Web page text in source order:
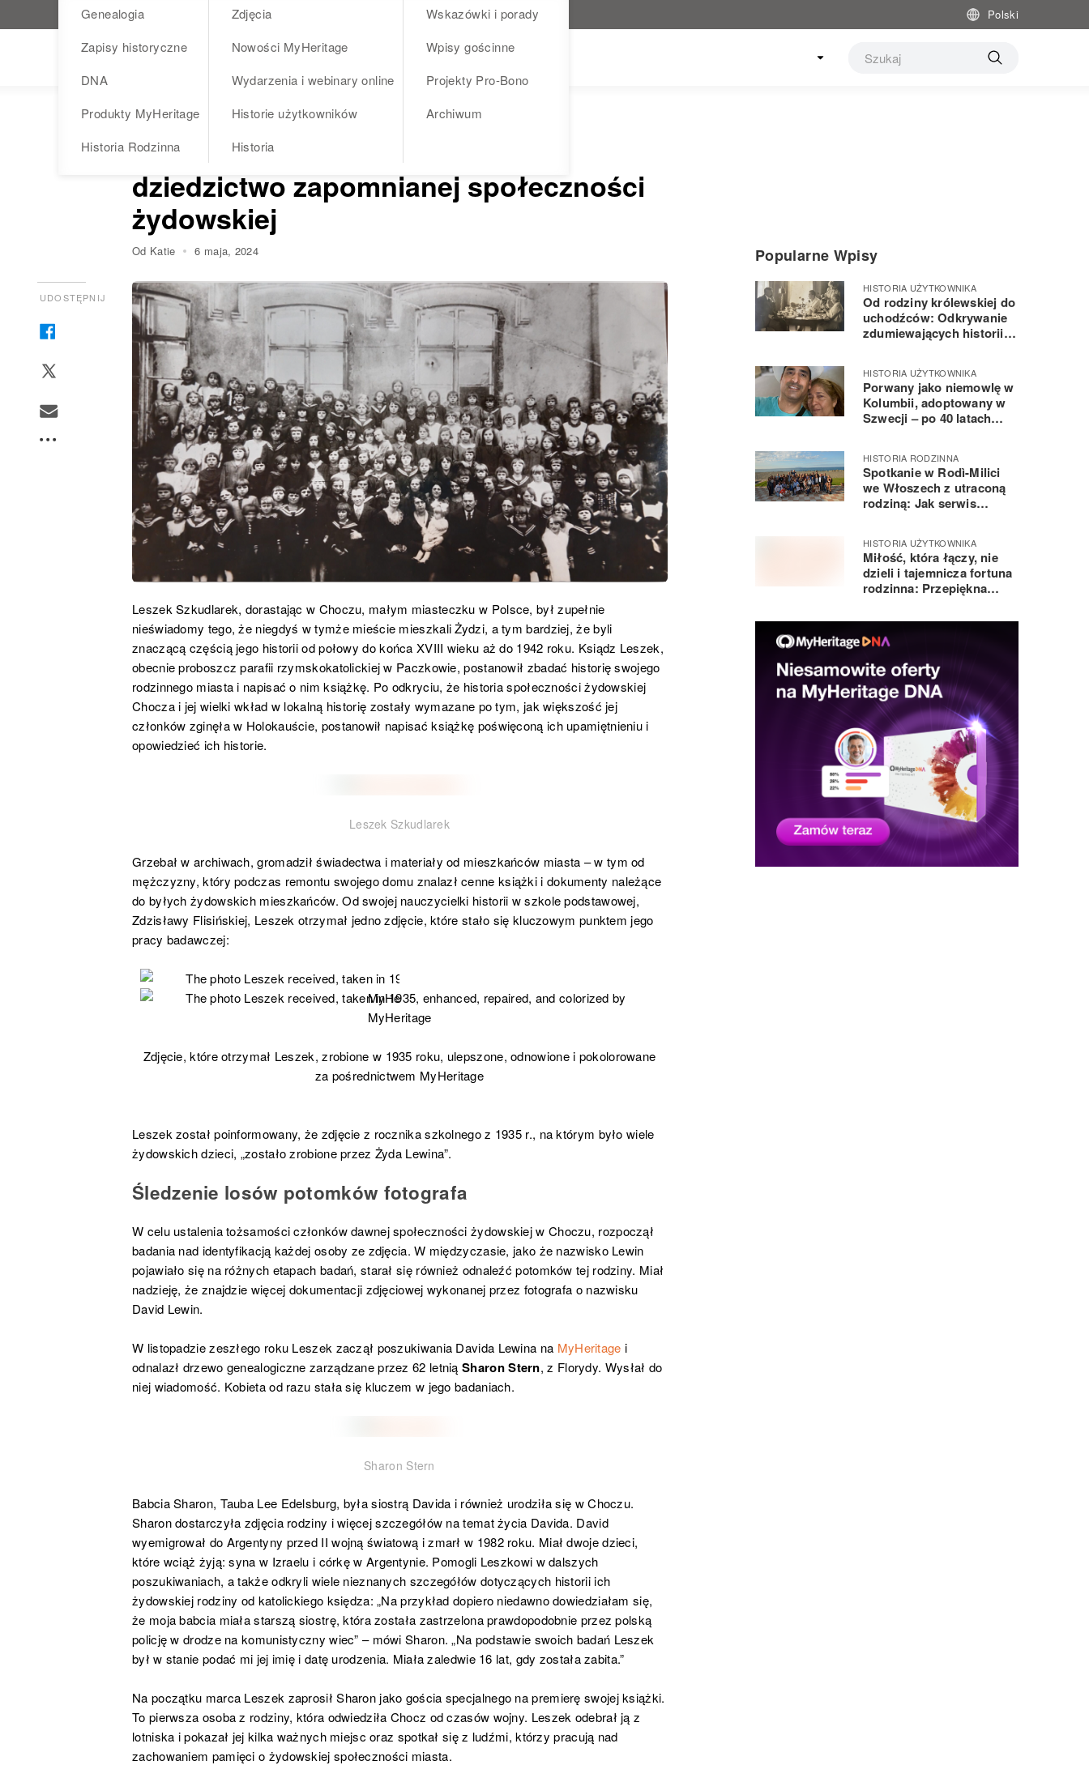
Odwiedź MyHeritage.pl Polski
Blog
Genealogia
Zapisy historyczne
DNA
Produkty MyHeritage
Historia Rodzinna
Zdjęcia
Nowości MyHeritage
Wydarzenia i webinary online
Historie użytkowników
Historia
Wskazówki i porady
Wpisy gościnne
Projekty Pro-Bono
Archiwum
HISTORIA UŻYTKOWNIKA
Polski ksiądz, który wskrzesił
dziedzictwo zapomnianej społeczności
żydowskiej
Od Katie 6 maja, 2024
UDOSTĘPNIJ
Leszek Szkudlarek, dorastając w Choczu, małym miasteczku w Polsce, był zupełnie
nieświadomy tego, że niegdyś w tymże mieście mieszkali Żydzi, a tym bardziej, że byli
znaczącą częścią jego historii od połowy do końca XVIII wieku aż do 1942 roku. Ksiądz Leszek,
obecnie proboszcz parafii rzymskokatolickiej w Paczkowie, postanowił zbadać historię swojego
rodzinnego miasta i napisać o nim książkę. Po odkryciu, że historia społeczności żydowskiej
Chocza i jej wielki wkład w lokalną historię zostały wymazane po tym, jak większość jej
członków zginęła w Holokauście, postanowił napisać książkę poświęconą ich upamiętnieniu i
opowiedzieć ich historie.
Leszek Szkudlarek
Grzebał w archiwach, gromadził świadectwa i materiały od mieszkańców miasta – w tym od
mężczyzny, który podczas remontu swojego domu znalazł cenne książki i dokumenty należące
do byłych żydowskich mieszkańców. Od swojej nauczycielki historii w szkole podstawowej,
Zdzisławy Flisińskiej, Leszek otrzymał jedno zdjęcie, które stało się kluczowym punktem jego
pracy badawczej:
Zdjęcie, które otrzymał Leszek, zrobione w 1935 roku, ulepszone, odnowione i pokolorowane
za pośrednictwem MyHeritage
Leszek został poinformowany, że zdjęcie z rocznika szkolnego z 1935 r., na którym było wiele
żydowskich dzieci, „zostało zrobione przez Żyda Lewina”.
Śledzenie losów potomków fotografa
W celu ustalenia tożsamości członków dawnej społeczności żydowskiej w Choczu, rozpoczął
badania nad identyfikacją każdej osoby ze zdjęcia. W międzyczasie, jako że nazwisko Lewin
pojawiało się na różnych etapach badań, starał się również odnaleźć potomków tej rodziny. Miał
nadzieję, że znajdzie więcej dokumentacji zdjęciowej wykonanej przez fotografa o nazwisku
David Lewin.
W listopadzie zeszłego roku Leszek zaczął poszukiwania Davida Lewina na MyHeritage i
odnalazł drzewo genealogiczne zarządzane przez 62 letniąSharon Stern, z Florydy. Wysłał do
niej wiadomość. Kobieta od razu stała się kluczem w jego badaniach.
Sharon Stern
Babcia Sharon, Tauba Lee Edelsburg, była siostrą Davida i również urodziła się w Choczu.
Sharon dostarczyła zdjęcia rodziny i więcej szczegółów na temat życia Davida. David
wyemigrował do Argentyny przed II wojną światową i zmarł w 1982 roku. Miał dwoje dzieci,
które wciąż żyją: syna w Izraelu i córkę w Argentynie. Pomogli Leszkowi w dalszych
poszukiwaniach, a także odkryli wiele nieznanych szczegółów dotyczących historii ich
żydowskiej rodziny od katolickiego księdza: „Na przykład dopiero niedawno dowiedziałam się,
że moja babcia miała starszą siostrę, która została zastrzelona prawdopodobnie przez polską
policję w drodze na komunistyczny wiec” – mówi Sharon. „Na podstawie swoich badań Leszek
był w stanie podać mi jej imię i datę urodzenia. Miała zaledwie 16 lat, gdy została zabita.”
Na początku marca Leszek zaprosił Sharon jako gościa specjalnego na premierę swojej książki.
To pierwsza osoba z rodziny, która odwiedziła Chocz od czasów wojny. Leszek odebrał ją z
lotniska i pokazał jej kilka ważnych miejsc oraz spotkał się z ludźmi, którzy pracują nad
zachowaniem pamięci o żydowskiej społeczności miasta.
Popularne Wpisy
HISTORIA UŻYTKOWNIKA
Od rodziny królewskiej do
uchodźców: Odkrywanie
zdumiewających historii
HISTORIA UŻYTKOWNIKA
Porwany jako niemowlę w
Kolumbii, adoptowany w
Szwecji – po 40 latach
HISTORIA RODZINNA
Spotkanie w Rodì-Milici
we Włoszech z utraconą
rodziną: Jak serwis
rodzinę po 54 latach
rozłąki?
HISTORIA UŻYTKOWNIKA
Miłość, która łączy, nie
dzieli i tajemnicza fortuna
rodzinna: Przepiękna
szlacheckie pochodzenie,
o którym nie wiedzieli…